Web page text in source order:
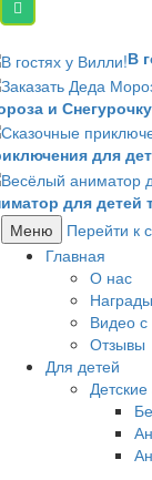
В
и
для
для детей
Меню
Перейти к
Главная
О нас
Награды
Видео с
Отзывы
Для детей